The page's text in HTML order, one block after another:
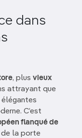
dans
, plus vieux
attrayant que
élégantes
C’est
flanqué de
de la porte